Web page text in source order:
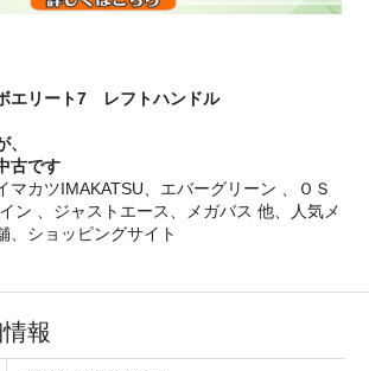
エリート7 レフトハンドル
古です
マカツIMAKATSU、エバーグリーン 、ＯＳ
ン 、ジャストエース、メガバス 他、人気メ
、ショッピングサイト
報